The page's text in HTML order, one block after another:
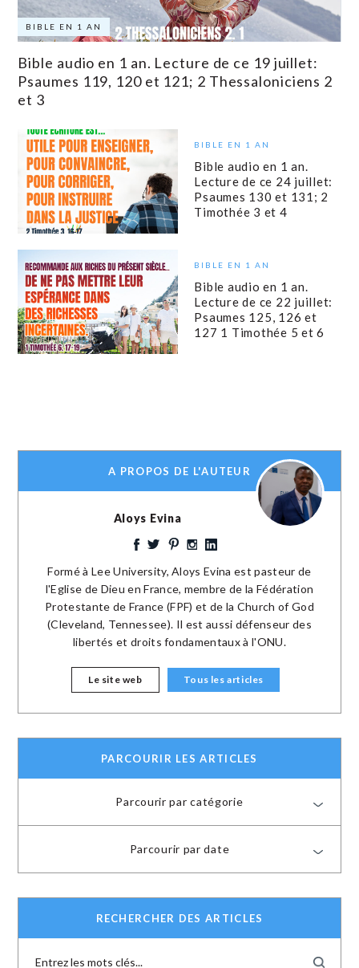
BIBLE EN 1 AN
Bible audio en 1 an. Lecture de ce 19 juillet:
Psaumes 119, 120 et 121; 2 Thessaloniciens 2
et 3
BIBLE EN 1 AN
Bible audio en 1 an.
Lecture de ce 24 juillet:
Psaumes 130 et 131; 2
Timothée 3 et 4
BIBLE EN 1 AN
Bible audio en 1 an.
Lecture de ce 22 juillet:
Psaumes 125, 126 et
127 1 Timothée 5 et 6
A PROPOS DE L'AUTEUR
Aloys Evina
Formé à Lee University, Aloys Evina est pasteur de
l'Eglise de Dieu en France, membre de la Fédération
Protestante de France (FPF) et de la Church of God
(Cleveland, Tennessee). Il est aussi défenseur des
libertés et droits fondamentaux à l'ONU.
Le site web Tous les articles
PARCOURIR LES ARTICLES
Parcourir par catégorie
Parcourir par date
RECHERCHER DES ARTICLES